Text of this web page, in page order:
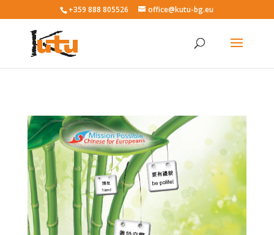
+359 888 805526 office@kutu-bg.eu